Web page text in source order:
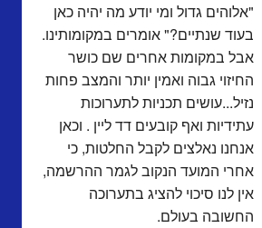
"אלוהים גדול ומי יודע מה יהיה כאן
בעוד שנתיים?" אומרים במקומותינו.
אבל במקומות אחרים שם כושר
החיזוי גבוה ואמין יותר והמצב פחות
נזיל...עושים תכניות לתערוכות
עתידיות ואף קובעים דד ליין . וכאן
אנחנו נאלצים לקבל החלטות, כי
אחרי המועד הנקוב לגמר ההרשמה,
אין לנו סיכוי להציג בתערוכה
החשובה בעולם.